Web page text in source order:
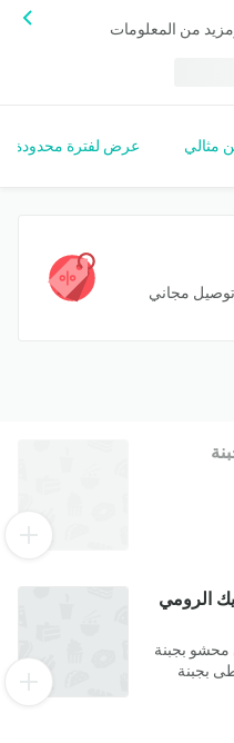
من المعلومات
مثالي عرض لفترة محدودة
الرومي
محشو بجبنة
بجبنة